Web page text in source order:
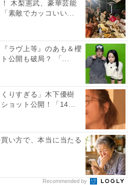
木梨憲武、豪華芸能
素敵でカッコいい...
『ラヴ上等』のあも＆櫻
公開も破局？ 「...
りすぎる」木下優樹
ョット公開！「14...
い方で、本当に当たる
Recommended by